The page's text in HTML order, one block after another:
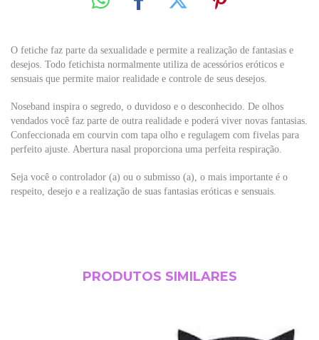
O fetiche faz parte da sexualidade e permite a realização de fantasias e
desejos. Todo fetichista normalmente utiliza de acessórios eróticos e
sensuais que permite maior realidade e controle de seus desejos.
Noseband inspira o segredo, o duvidoso e o desconhecido. De olhos
vendados você faz parte de outra realidade e poderá viver novas fantasias.
Confeccionada em courvin com tapa olho e regulagem com fivelas para
perfeito ajuste. Abertura nasal proporciona uma perfeita respiração.
Seja você o controlador (a) ou o submisso (a), o mais importante é o
respeito, desejo e a realização de suas fantasias eróticas e sensuais.
PRODUTOS SIMILARES